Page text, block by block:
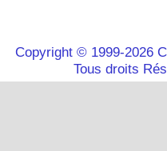
Copyright © 1999-2026
Tous droits